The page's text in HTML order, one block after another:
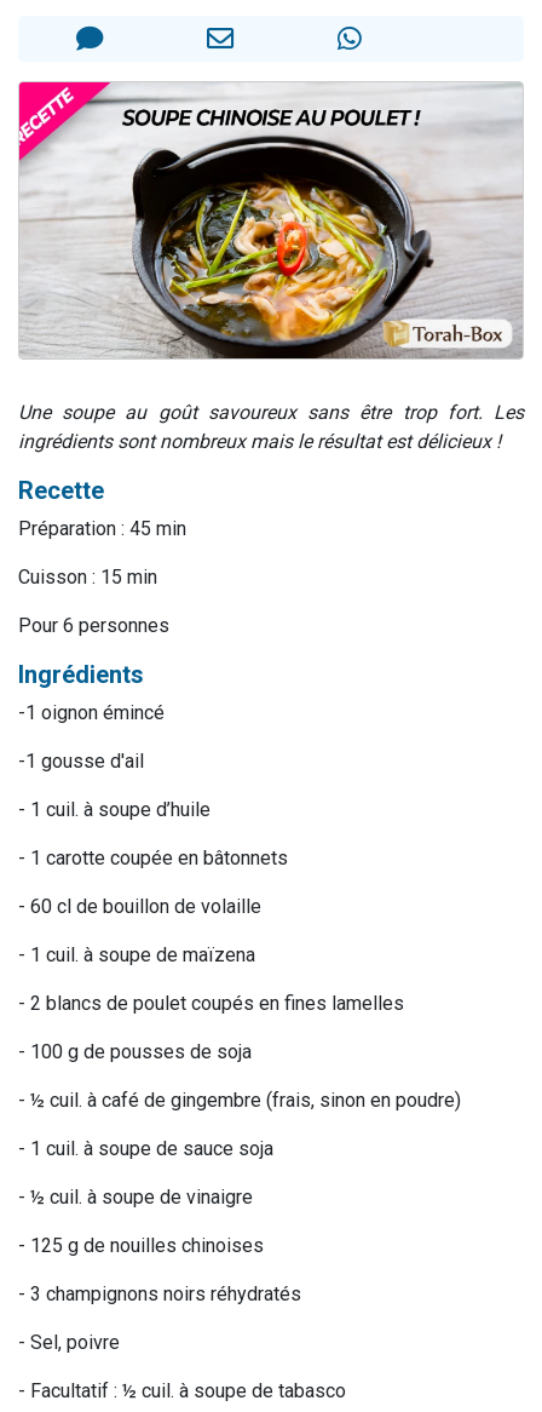
2 personnes viennent de nous rejoindre sur WhatsApp
2 nouvelles musiques dans Torah-Box Music
Une soupe au goût savoureux sans être trop fort. Les
ingrédients sont nombreux mais le résultat est délicieux !
Recette
Préparation : 45 min
Cuisson : 15 min
Pour 6 personnes
Ingrédients
-1 oignon émincé
-1 gousse d'ail
- 1 cuil. à soupe d’huile
- 1 carotte coupée en bâtonnets
- 60 cl de bouillon de volaille
- 1 cuil. à soupe de maïzena
- 2 blancs de poulet coupés en fines lamelles
- 100 g de pousses de soja
- ½ cuil. à café de gingembre (frais, sinon en poudre)
- 1 cuil. à soupe de sauce soja
- ½ cuil. à soupe de vinaigre
- 125 g de nouilles chinoises
- 3 champignons noirs réhydratés
- Sel, poivre
- Facultatif : ½ cuil. à soupe de tabasco